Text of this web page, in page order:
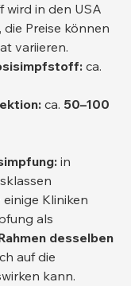
wird in den USA
Preise können
variieren.
ca.
ca. 50–100
in
Kliniken
als
desselben
auf die
kann.